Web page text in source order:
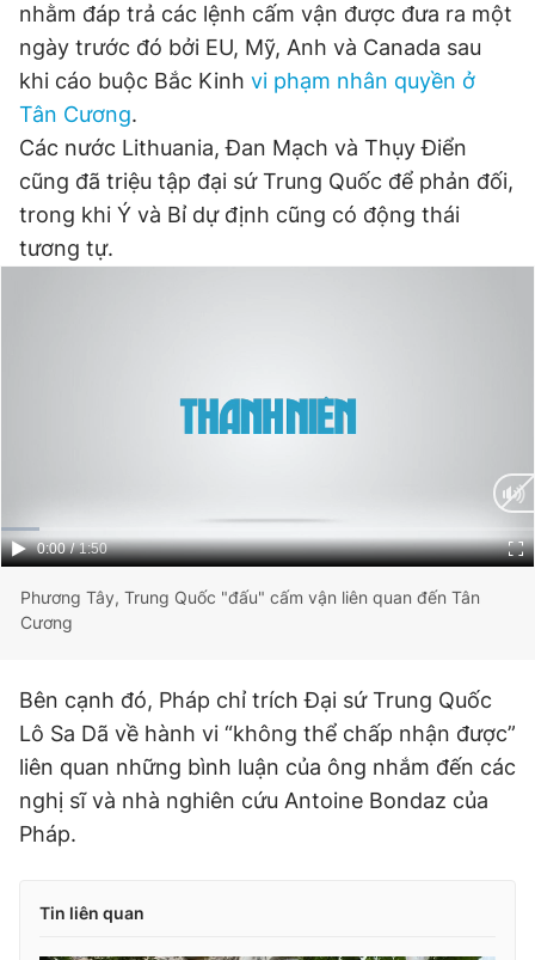
Thông tin tòa soạn Liên hệ quảng cáo
Đọc Thanh Niên trên điện thoại
Liên hệ quảng cáo
0908 780 404
Chính sách bảo
Tổng biên tập: Nguyễn Ngọc Toàn
Phó tổng biên tập thường trực: Hải Thành
Phó tổng biên tập: Lâm Hiếu Dũng
Phó tổng biên tập: Trần Việt Hưng
Tổng thư ký tòa soạn: Đức Trung
© 2003-2026 Bản quyền thuộc về Báo Thanh Niên. Cấm sao
chép dưới mọi hình thức nếu không có sự chấp thuận bằng văn
bản. Phát triển bởi ePi Technologies, JSC.
nhằm đáp trả các lệnh cấm vận được đưa ra một
ngày trước đó bởi EU, Mỹ, Anh và Canada sau
khi cáo buộc Bắc Kinh vi phạm nhân quyền ở
Tân Cương.
Các nước Lithuania, Đan Mạch và Thụy Điển
cũng đã triệu tập đại sứ Trung Quốc để phản đối,
trong khi Ý và Bỉ dự định cũng có động thái
tương tự.
Current
0:00 / Duration
1:50
Phương Tây, Trung Quốc "đấu" cấm vận liên quan đến Tân
Cương
Bên cạnh đó, Pháp chỉ trích Đại sứ Trung Quốc
Lô Sa Dã về hành vi “không thể chấp nhận được”
liên quan những bình luận của ông nhắm đến các
nghị sĩ và nhà nghiên cứu Antoine Bondaz của
Pháp.
Tin liên quan